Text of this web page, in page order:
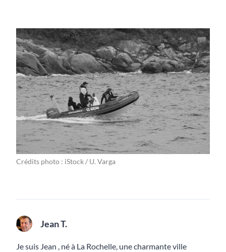
Crédits photo : iStock / U. Varga
Jean T.
Je suis Jean , né à La Rochelle, une charmante ville